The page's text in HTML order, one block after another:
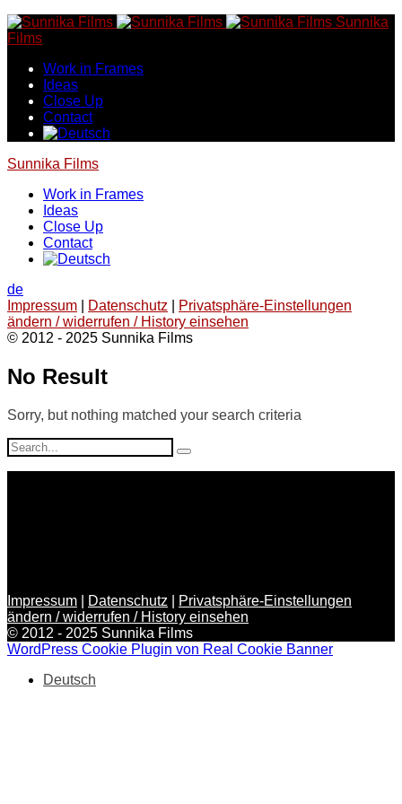
Skip
to
Sunnika
Films
Work in Frames
Ideas
Close Up
Contact
Sunnika Films
Work in Frames
Ideas
Close Up
Contact
de
Impressum
Datenschutz
Privatsphäre-Einstellungen
ändern / widerrufen / History einsehen
© 2012 - 2025 Sunnika Films
No Result
Sorry, but nothing matched your search criteria
Search
for:
Impressum Datenschutz
Privatsphäre-Einstellungen
ändern / widerrufen / History einsehen
© 2012 - 2025 Sunnika Films
WordPress Cookie Plugin von Real Cookie Banner
Deutsch